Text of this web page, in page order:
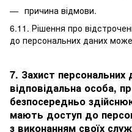
причина відмови.
6.11. Рішення про
до персональних даних
7. Захист персональних
відповідальна особа,
безпосередньо
мають доступ до
з виконанням своїх